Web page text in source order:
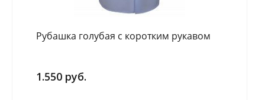
Рубашка голубая с коротким рукавом
1.550 руб.